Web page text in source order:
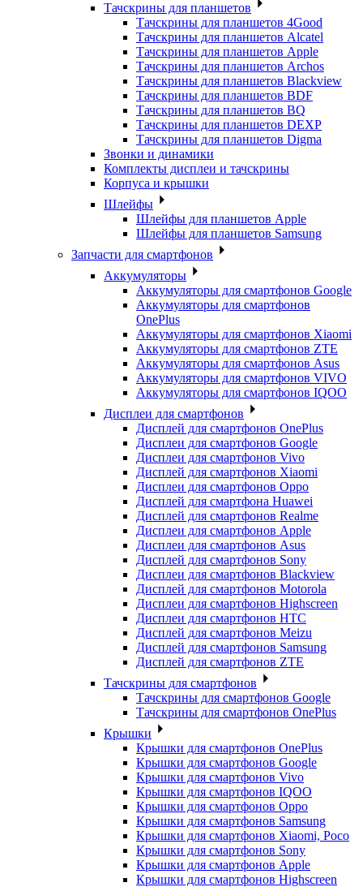
Тачскрины для планшетов
Тачскрины для планшетов 4Good
Тачскрины для планшетов Alcatel
Тачскрины для планшетов Apple
Тачскрины для планшетов Archos
Тачскрины для планшетов Blackview
Тачскрины для планшетов BDF
Тачскрины для планшетов BQ
Тачскрины для планшетов DEXP
Тачскрины для планшетов Digma
Звонки и динамики
Комплекты дисплеи и тачскрины
Корпуса и крышки
Шлейфы
Шлейфы для планшетов Apple
Шлейфы для планшетов Samsung
Запчасти для смартфонов
Аккумуляторы
Аккумуляторы для смартфонов Google
Аккумуляторы для смартфонов
OnePlus
Аккумуляторы для смартфонов Xiaomi
Аккумуляторы для смартфонов ZTE
Аккумуляторы для cмартфонов Asus
Аккумуляторы для смартфонов VIVO
Аккумуляторы для смартфонов IQOO
Дисплеи для смартфонов
Дисплей для смартфонов OnePlus
Дисплеи для смартфонов Google
Дисплеи для смартфонов Vivo
Дисплей для смартфонов Xiaomi
Дисплеи для смартфонов Oppo
Дисплей для смартфона Huawei
Дисплей для смартфонов Realme
Дисплеи для смартфонов Apple
Дисплеи для смартфонов Asus
Дисплей для смартфонов Sony
Дисплеи для смартфонов Blackview
Дисплей для смартфонов Motorola
Дисплеи для смартфонов Highscreen
Дисплеи для смартфонов HTC
Дисплей для смартфонов Meizu
Дисплей для смартфонов Samsung
Дисплей для смартфонов ZTE
Тачскрины для смартфонов
Тачскрины для смартфонов Google
Тачскрины для смартфонов OnePlus
Крышки
Крышки для смартфонов OnePlus
Крышки для смартфонов Google
Крышки для смартфонов Vivo
Крышки для смартфонов IQOO
Крышки для смартфонов Oppo
Крышки для смартфонов Samsung
Крышки для смартфонов Xiaomi, Poco
Крышки для смартфонов Sony
Крышки для смартфонов Apple
Крышки для смартфонов Highscreen